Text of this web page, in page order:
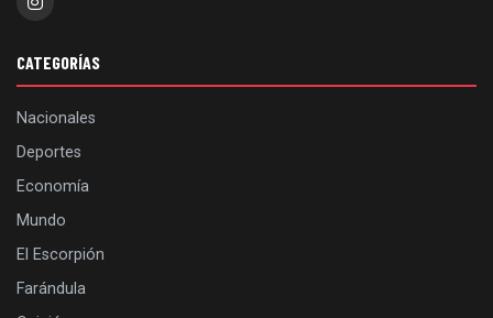
CATEGORÍAS
Nacionales
Deportes
Economía
Mundo
El Escorpión
Farándula